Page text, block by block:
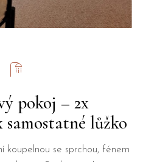
pokoj – 2x
samostatné lůžko
koupelnou se sprchou, fénem